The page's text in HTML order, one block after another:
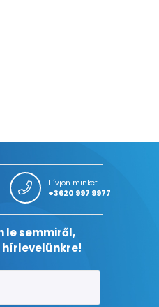
Hívjon minket
+3620 997 9977
le semmiről,
hírlevelünkre!